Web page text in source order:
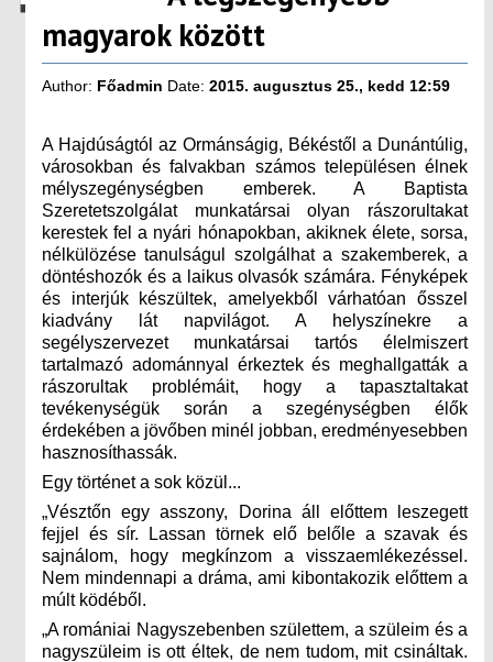
magyarok között
Author: Főadmin Date: 2015. augusztus 25., kedd 12:59
A Hajdúságtól az Ormánságig, Békéstől a Dunántúlig,
városokban és falvakban számos településen élnek
mélyszegénységben emberek. A Baptista
Szeretetszolgálat munkatársai olyan rászorultakat
kerestek fel a nyári hónapokban, akiknek élete, sorsa,
nélkülözése tanulságul szolgálhat a szakemberek, a
döntéshozók és a laikus olvasók számára. Fényképek
és interjúk készültek, amelyekből várhatóan ősszel
kiadvány lát napvilágot. A helyszínekre a
segélyszervezet munkatársai tartós élelmiszert
tartalmazó adománnyal érkeztek és meghallgatták a
rászorultak problémáit, hogy a tapasztaltakat
tevékenységük során a szegénységben élők
érdekében a jövőben minél jobban, eredményesebben
hasznosíthassák.
Egy történet a sok közül...
„Vésztőn egy asszony, Dorina áll előttem leszegett
fejjel és sír. Lassan törnek elő belőle a szavak és
sajnálom, hogy megkínzom a visszaemlékezéssel.
Nem mindennapi a dráma, ami kibontakozik előttem a
múlt ködéből.
„A romániai Nagyszebenben születtem, a szüleim és a
nagyszüleim is ott éltek, de nem tudom, mit csináltak.